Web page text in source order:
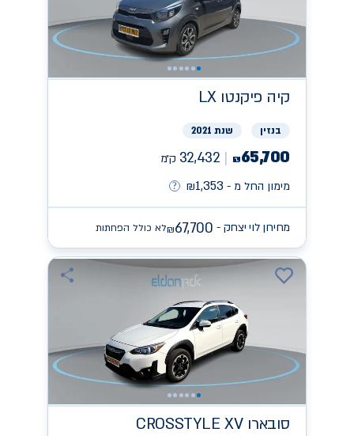
קיה פיקנטו LX
בנזין שנת 2021
₪65,700
32,432 ק״מ
מימון החל מ -
₪1,353
מחירון לוי יצחק - ₪67,700 לא כולל הפחתות
סובארוCROSSTYLE XV